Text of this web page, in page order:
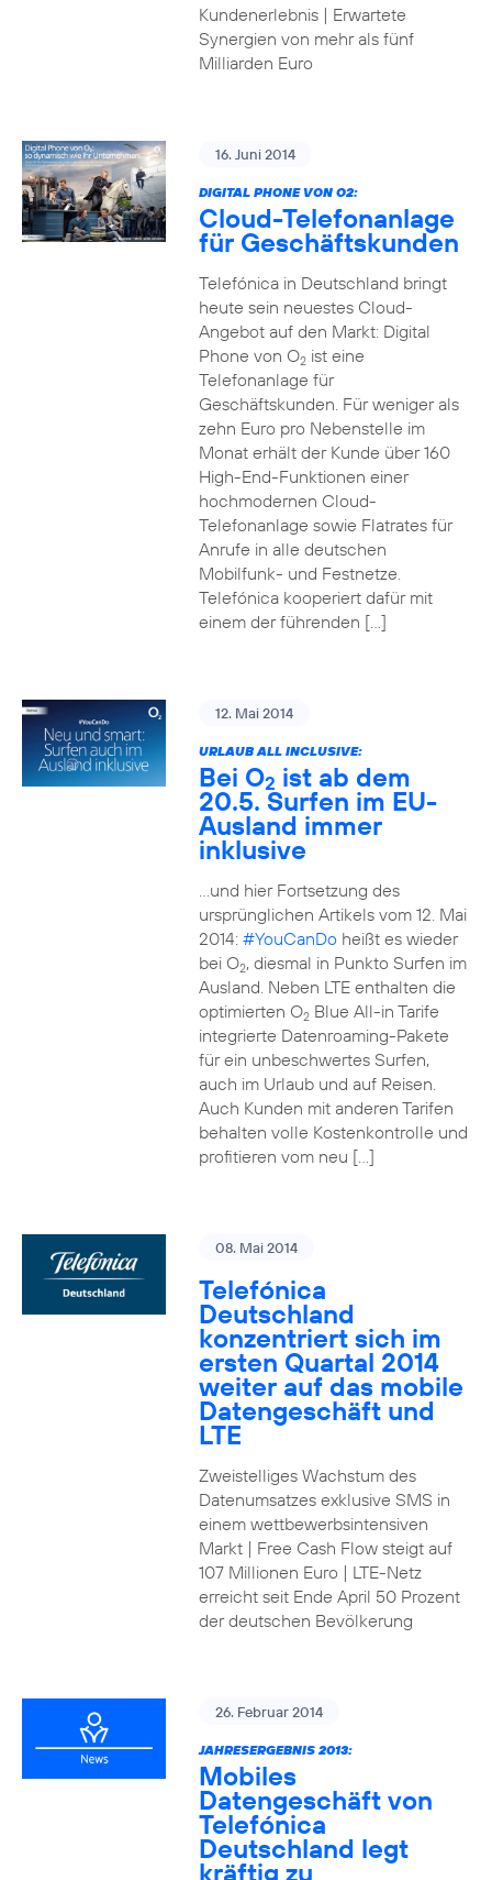
Kundenerlebnis | Erwartete
Synergien von mehr als fünf
Milliarden Euro
16. Juni 2014
DIGITAL PHONE VON O2:
Cloud-Telefonanlage
für Geschäftskunden
Telefónica in Deutschland bringt
heute sein neuestes Cloud-
Angebot auf den Markt: Digital
Phone von O2ist eine
Telefonanlage für
Geschäftskunden. Für weniger als
zehn Euro pro Nebenstelle im
Monat erhält der Kunde über 160
High-End-Funktionen einer
hochmodernen Cloud-
Telefonanlage sowie Flatrates für
Anrufe in alle deutschen
Mobilfunk- und Festnetze.
Telefónica kooperiert dafür mit
einem der führenden […]
12. Mai 2014
URLAUB ALL INCLUSIVE:
Bei O2 ist ab dem
20.5. Surfen im EU-
Ausland immer
inklusive
…und hier Fortsetzung des
ursprünglichen Artikels vom 12. Mai
2014: #YouCanDoheißt es wieder
bei O2, diesmal in Punkto Surfen im
Ausland. Neben LTE enthalten die
optimierten O2Blue All-in Tarife
integrierte Datenroaming-Pakete
für ein unbeschwertes Surfen,
auch im Urlaub und auf Reisen.
Auch Kunden mit anderen Tarifen
behalten volle Kostenkontrolle und
profitieren vom neu […]
08. Mai 2014
Telefónica
Deutschland
konzentriert sich im
ersten Quartal 2014
weiter auf das mobile
Datengeschäft und
LTE
Zweistelliges Wachstum des
Datenumsatzes exklusive SMS in
einem wettbewerbsintensiven
Markt | Free Cash Flow steigt auf
107 Millionen Euro | LTE-Netz
erreicht seit Ende April 50 Prozent
der deutschen Bevölkerung
26. Februar 2014
JAHRESERGEBNIS 2013:
Mobiles
Datengeschäft von
Telefónica
Deutschland legt
kräftig zu